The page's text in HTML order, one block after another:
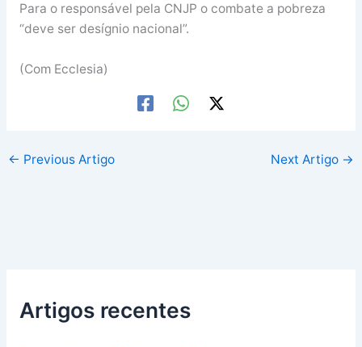
Para o responsável pela CNJP o combate a pobreza
“deve ser desígnio nacional”.
(Com Ecclesia)
← Previous Artigo Next Artigo →
Artigos recentes